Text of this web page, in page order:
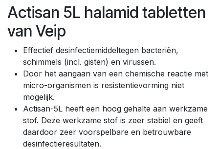
Actisan 5L halamid tabletten
van Veip
Effectief desinfectiemiddeltegen bacteriën,
schimmels (incl. gisten) en virussen.
Door het aangaan van een chemische reactie met
micro-organismen is resistentievorming niet
mogelijk.
Actisan-5L heeft een hoog gehalte aan werkzame
stof. Deze werkzame stof is zeer stabiel en geeft
daardoor zeer voorspelbare en betrouwbare
desinfectieresultaten.